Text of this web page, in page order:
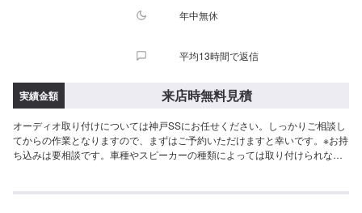
年中無休
平均13時間で返信
実績金額 来店時無料見積
オーディオ取り付けについては神戸SSにお任せください。しっかりご相談し
てからの作業となりますので、まずはご予約いただけますと幸いです。※お持
ち込みは要相談です。車種やスピーカーの種類によっては取り付けられない